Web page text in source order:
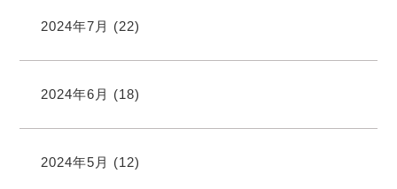
2024年7月 (22)
2024年6月 (18)
2024年5月 (12)